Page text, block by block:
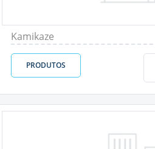
Kamikaze
PRODUTOS